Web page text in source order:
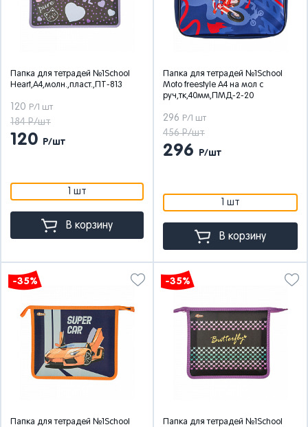
Папка для тетрадей №1School
Heart,А4,молн.,пласт.,ПТ-813
120 Р/1 шт
184 Р/шт
120 Р/шт
1 шт
В корзину
Папка для тетрадей №1School
Moto freestyle А4 на мол с
руч,тк,40мм,ПМД-2-20
296 Р/1 шт
456 Р/шт
296 Р/шт
1 шт
В корзину
-35%
Папка для тетрадей №1School
-35%
Папка для тетрадей №1School